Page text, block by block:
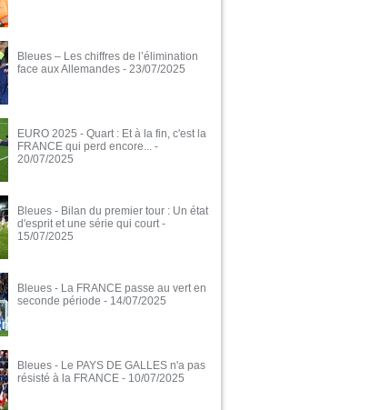
Bleues – Les chiffres de l’élimination
face aux Allemandes - 23/07/2025
EURO 2025 - Quart : Et à la fin, c'est la
FRANCE qui perd encore... -
20/07/2025
Bleues - Bilan du premier tour : Un état
d'esprit et une série qui court -
15/07/2025
Bleues - La FRANCE passe au vert en
seconde période - 14/07/2025
Bleues - Le PAYS DE GALLES n'a pas
résisté à la FRANCE - 10/07/2025